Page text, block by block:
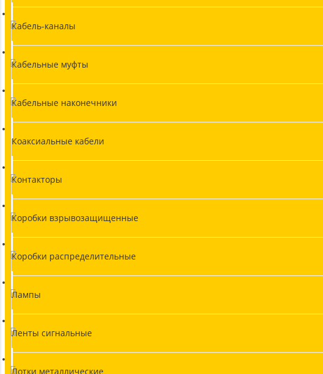
Кабель-каналы
Кабельные муфты
Кабельные наконечники
Коаксиальные кабели
Контакторы
Коробки взрывозащищенные
Коробки распределительные
Лампы
Ленты сигнальные
Лотки металлические